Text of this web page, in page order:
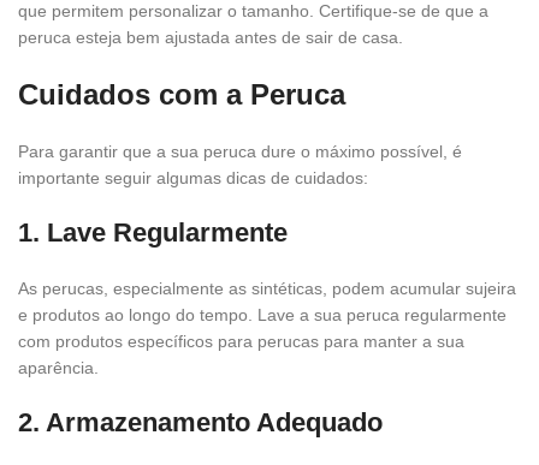
que permitem personalizar o tamanho. Certifique-se de que a
peruca esteja bem ajustada antes de sair de casa.
Cuidados com a Peruca
Para garantir que a sua peruca dure o máximo possível, é
importante seguir algumas dicas de cuidados:
1. Lave Regularmente
As perucas, especialmente as sintéticas, podem acumular sujeira
e produtos ao longo do tempo. Lave a sua peruca regularmente
com produtos específicos para perucas para manter a sua
aparência.
2. Armazenamento Adequado